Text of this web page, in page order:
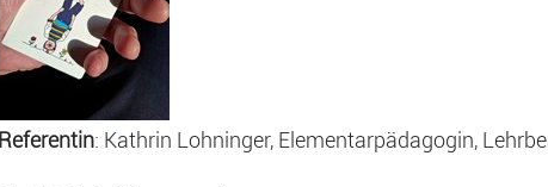
Referentin: Kathrin Lohninger, Elementarpädagogin,